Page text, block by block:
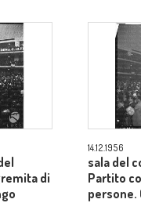
di
14.12.1956
sala del
Partito
persone.